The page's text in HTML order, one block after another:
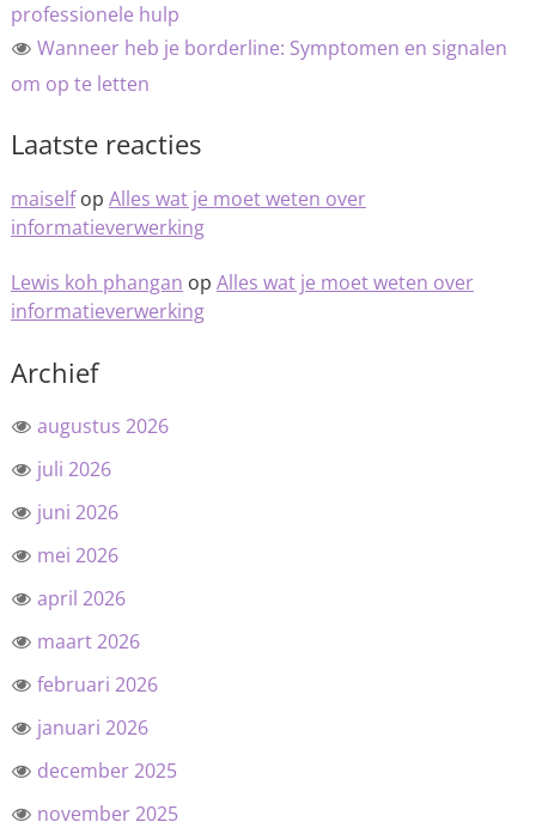
professionele hulp
Wanneer heb je borderline: Symptomen en signalen
om op te letten
Laatste reacties
maiselfop Alles wat je moet weten over
informatieverwerking
Lewis koh phangan op Alles wat je moet weten over
informatieverwerking
Archief
augustus 2026
juli 2026
juni 2026
mei 2026
april 2026
maart 2026
februari 2026
januari 2026
december 2025
november 2025